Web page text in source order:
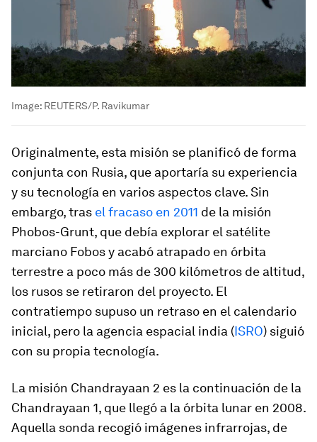
Image: REUTERS/P. Ravikumar
Originalmente, esta misión se planificó de forma
conjunta con Rusia, que aportaría su experiencia
y su tecnología en varios aspectos clave. Sin
embargo, tras el fracaso en 2011 de la misión
Phobos-Grunt, que debía explorar el satélite
marciano Fobos y acabó atrapado en órbita
terrestre a poco más de 300 kilómetros de altitud,
los rusos se retiraron del proyecto. El
contratiempo supuso un retraso en el calendario
inicial, pero la agencia espacial india (ISRO) siguió
con su propia tecnología.
La misión Chandrayaan 2 es la continuación de la
Chandrayaan 1, que llegó a la órbita lunar en 2008.
Aquella sonda recogió imágenes infrarrojas, de